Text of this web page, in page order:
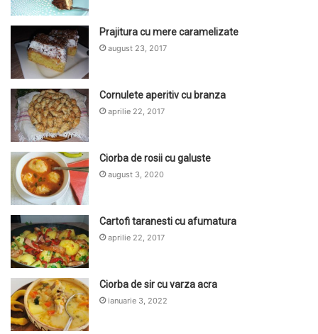
Prajitura cu mere caramelizate
august 23, 2017
Cornulete aperitiv cu branza
aprilie 22, 2017
Ciorba de rosii cu galuste
august 3, 2020
Cartofi taranesti cu afumatura
aprilie 22, 2017
Ciorba de sir cu varza acra
ianuarie 3, 2022